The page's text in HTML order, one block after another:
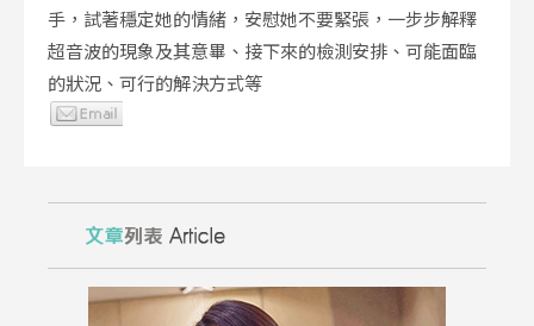
手，試著穩定她的情緒，安慰她不要緊張，一步步解釋
超音波的現象及其意畢、接下來的檢測安排、可能面臨
的狀況、可行的解決方式等